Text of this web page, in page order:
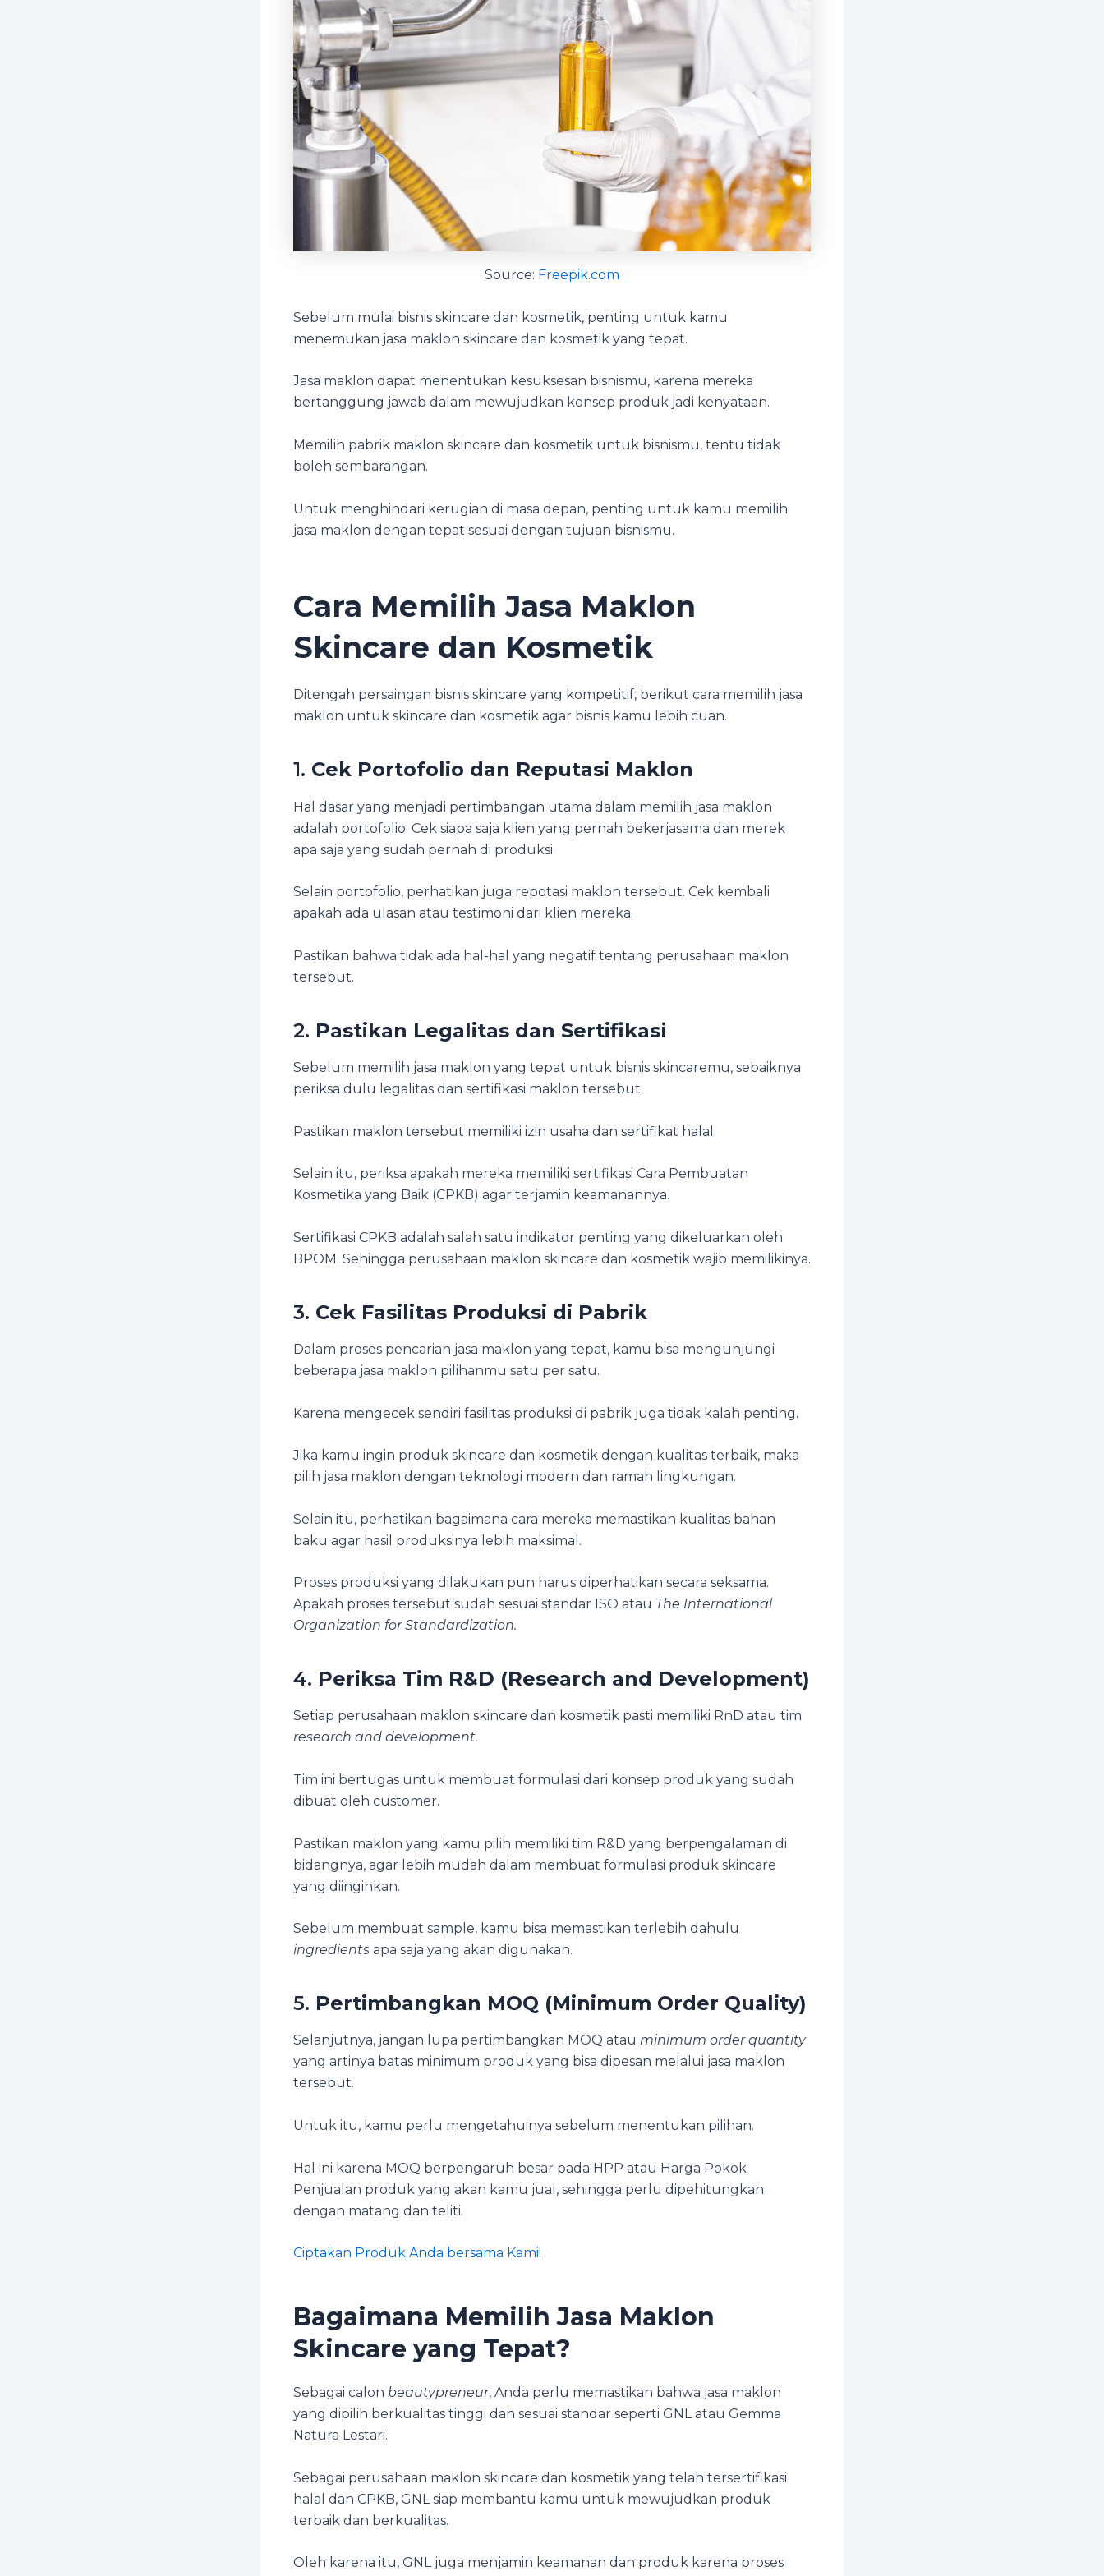
Source: Freepik.com
Sebelum mulai bisnis skincare dan kosmetik, penting untuk kamu
menemukan jasa maklon skincare dan kosmetik yang tepat.
Jasa maklon dapat menentukan kesuksesan bisnismu, karena mereka
bertanggung jawab dalam mewujudkan konsep produk jadi kenyataan.
Memilih pabrik maklon skincare dan kosmetik untuk bisnismu, tentu tidak
boleh sembarangan.
Untuk menghindari kerugian di masa depan, penting untuk kamu memilih
jasa maklon dengan tepat sesuai dengan tujuan bisnismu.
Cara Memilih Jasa Maklon
Skincare dan Kosmetik
Ditengah persaingan bisnis skincare yang kompetitif, berikut cara memilih jasa
maklon untuk skincare dan kosmetik agar bisnis kamu lebih cuan.
1. Cek Portofolio dan Reputasi Maklon
Hal dasar yang menjadi pertimbangan utama dalam memilih jasa maklon
adalah portofolio. Cek siapa saja klien yang pernah bekerjasama dan merek
apa saja yang sudah pernah di produksi.
Selain portofolio, perhatikan juga repotasi maklon tersebut. Cek kembali
apakah ada ulasan atau testimoni dari klien mereka.
Pastikan bahwa tidak ada hal-hal yang negatif tentang perusahaan maklon
tersebut.
2. Pastikan Legalitas dan Sertifikasi
Sebelum memilih jasa maklon yang tepat untuk bisnis skincaremu, sebaiknya
periksa dulu legalitas dan sertifikasi maklon tersebut.
Pastikan maklon tersebut memiliki izin usaha dan sertifikat halal.
Selain itu, periksa apakah mereka memiliki sertifikasi Cara Pembuatan
Kosmetika yang Baik (CPKB) agar terjamin keamanannya.
Sertifikasi CPKB adalah salah satu indikator penting yang dikeluarkan oleh
BPOM. Sehingga perusahaan maklon skincare dan kosmetik wajib memilikinya.
3. Cek Fasilitas Produksi di Pabrik
Dalam proses pencarian jasa maklon yang tepat, kamu bisa mengunjungi
beberapa jasa maklon pilihanmu satu per satu.
Karena mengecek sendiri fasilitas produksi di pabrik juga tidak kalah penting.
Jika kamu ingin produk skincare dan kosmetik dengan kualitas terbaik, maka
pilih jasa maklon dengan teknologi modern dan ramah lingkungan.
Selain itu, perhatikan bagaimana cara mereka memastikan kualitas bahan
baku agar hasil produksinya lebih maksimal.
Proses produksi yang dilakukan pun harus diperhatikan secara seksama.
Apakah proses tersebut sudah sesuai standar ISO atau The International
Organization for Standardization.
4. Periksa Tim R&D (Research and Development)
Setiap perusahaan maklon skincare dan kosmetik pasti memiliki RnD atau tim
research and development.
Tim ini bertugas untuk membuat formulasi dari konsep produk yang sudah
dibuat oleh customer.
Pastikan maklon yang kamu pilih memiliki tim R&D yang berpengalaman di
bidangnya, agar lebih mudah dalam membuat formulasi produk skincare
yang diinginkan.
Sebelum membuat sample, kamu bisa memastikan terlebih dahulu
ingredients apa saja yang akan digunakan.
5. Pertimbangkan MOQ (Minimum Order Quality)
Selanjutnya, jangan lupa pertimbangkan MOQ atau minimum order quantity
yang artinya batas minimum produk yang bisa dipesan melalui jasa maklon
tersebut.
Untuk itu, kamu perlu mengetahuinya sebelum menentukan pilihan.
Hal ini karena MOQ berpengaruh besar pada HPP atau Harga Pokok
Penjualan produk yang akan kamu jual, sehingga perlu dipehitungkan
dengan matang dan teliti.
Ciptakan Produk Anda bersama Kami!
Bagaimana Memilih Jasa Maklon
Skincare yang Tepat?
Sebagai calon beautypreneur, Anda perlu memastikan bahwa jasa maklon
yang dipilih berkualitas tinggi dan sesuai standar seperti GNL atau Gemma
Natura Lestari.
Sebagai perusahaan maklon skincare dan kosmetik yang telah tersertifikasi
halal dan CPKB, GNL siap membantu kamu untuk mewujudkan produk
terbaik dan berkualitas.
Oleh karena itu, GNL juga menjamin keamanan dan produk karena proses